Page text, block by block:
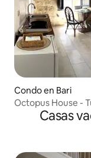
Condo en Bari
Octopus House -
Casas